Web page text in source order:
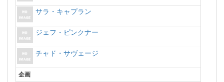
サラ・キャプラン
ジェフ・ピンクナー
チャド・サヴェージ
企画